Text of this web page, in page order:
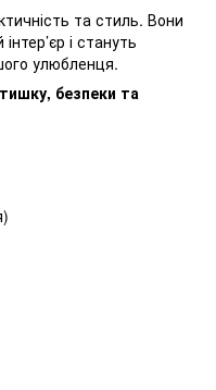
та стиль. Вони
і стануть
улюбленця.
безпеки та